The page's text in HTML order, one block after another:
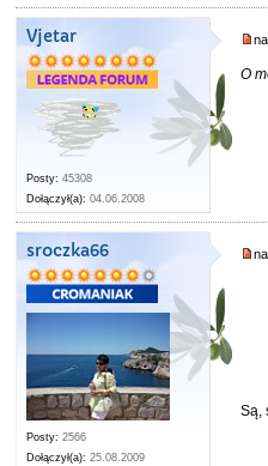
Vjetar
Posty: 45308
Dołączył(a): 04.06.2008
O
sroczka66
Posty: 2566
Dołączył(a): 25.08.2009
Są,